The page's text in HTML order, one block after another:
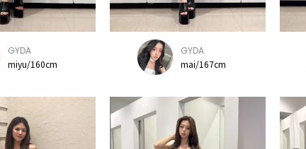
GYDA
miyu/160cm
GYDA
mai/167cm